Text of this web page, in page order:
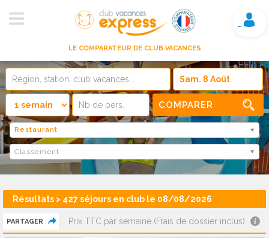
LE COMPARATEUR DE CLUB VACANCES
Mon compte
COMPARER
Restaurant
Classement
Résultats > 427 séjours en club le 08/08/2026
PARTAGER Prix TTC par semaine (Frais de dossier inclus)